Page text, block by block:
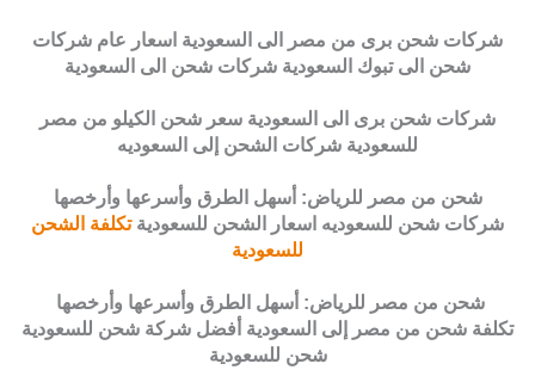
شركات شحن برى من مصر الى السعودية اسعار عام شركات
شحن الى تبوك السعودية شركات شحن الى السعودية
شركات شحن برى الى السعودية سعر شحن الكيلو من مصر
للسعودية شركات الشحن إلى السعوديه
شحن من مصر للرياض: أسهل الطرق وأسرعها وأرخصها
شركات شحن للسعوديه اسعار الشحن للسعوديةتكلفة الشحن
للسعودية
شحن من مصر للرياض: أسهل الطرق وأسرعها وأرخصها
تكلفة شحن من مصر إلى السعودية أفضل شركة شحن للسعودية
شحن للسعودية